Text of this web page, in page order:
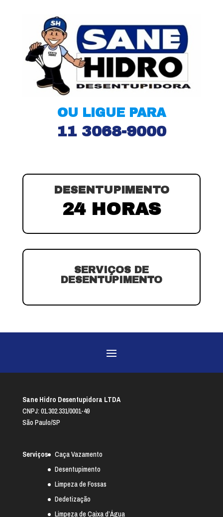
OU LIGUE PARA
11 3068-9000
DESENTUPIMENTO
24 HORAS
SERVIÇOS DE
DESENTUPIMENTO
Sane Hidro Desentupidora LTDA
CNPJ: 01.302.331/0001-49
São Paulo/SP
Serviços
Caça Vazamento
Desentupimento
Limpeza de Fossas
Dedetização
Limpeza de Caixa d’Água